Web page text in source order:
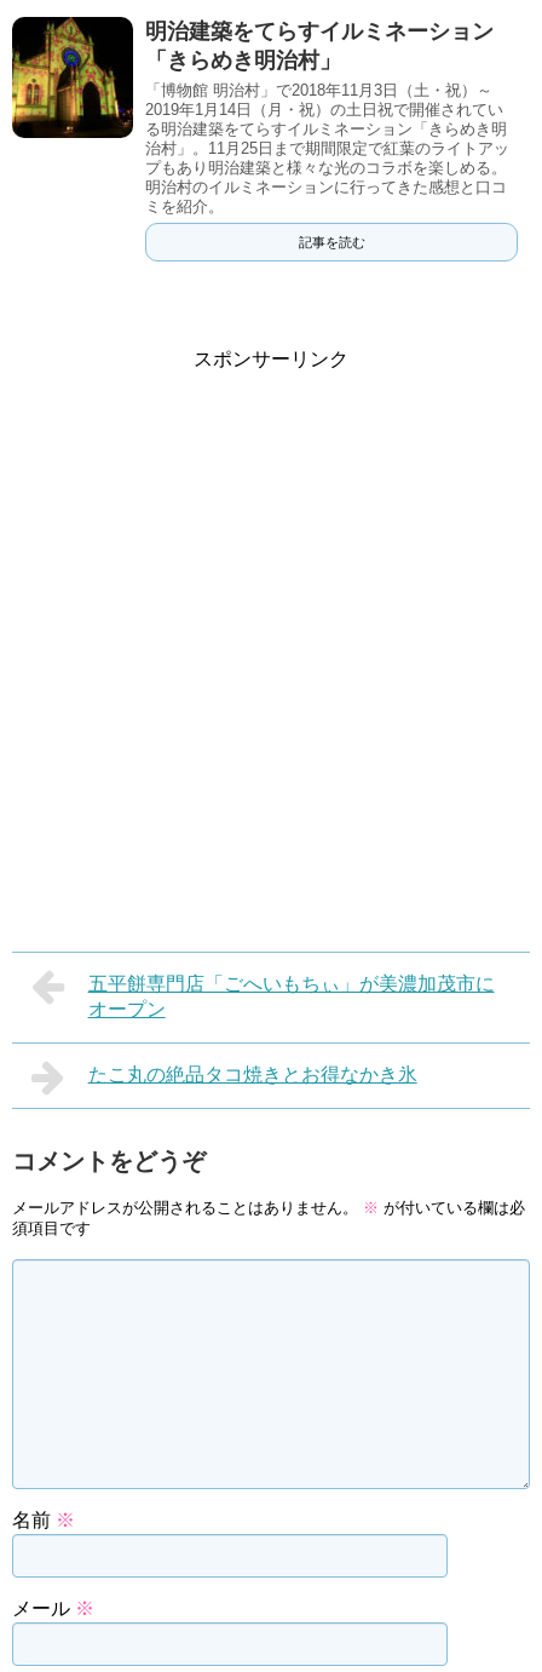
明治建築をてらすイルミネーション
「きらめき明治村」
「博物館 明治村」で2018年11月3日（土・祝）～
2019年1月14日（月・祝）の土日祝で開催されてい
る明治建築をてらすイルミネーション「きらめき明
治村」。11月25日まで期間限定で紅葉のライトアッ
プもあり明治建築と様々な光のコラボを楽しめる。
明治村のイルミネーションに行ってきた感想と口コ
ミを紹介。
記事を読む
スポンサーリンク
五平餅専門店「ごへいもちぃ」が美濃加茂市に
オープン
たこ丸の絶品タコ焼きとお得なかき氷
コメントをどうぞ
メールアドレスが公開されることはありません。 ※ が付いている欄は必
須項目です
名前 ※
メール ※